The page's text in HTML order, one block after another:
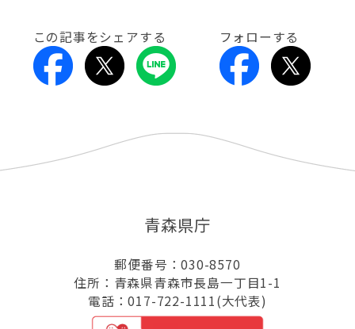
この記事をシェアする フォローする
青森県庁
郵便番号：030-8570
住所：青森県青森市長島一丁目1-1
電話：017-722-1111(大代表)